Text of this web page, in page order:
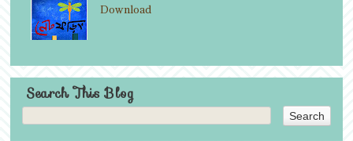
Download
Search This Blog